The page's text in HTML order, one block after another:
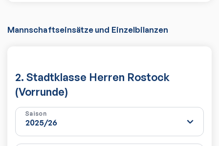
Mannschaftseinsätze und Einzelbilanzen
2. Stadtklasse Herren Rostock
(Vorrunde)
Saison